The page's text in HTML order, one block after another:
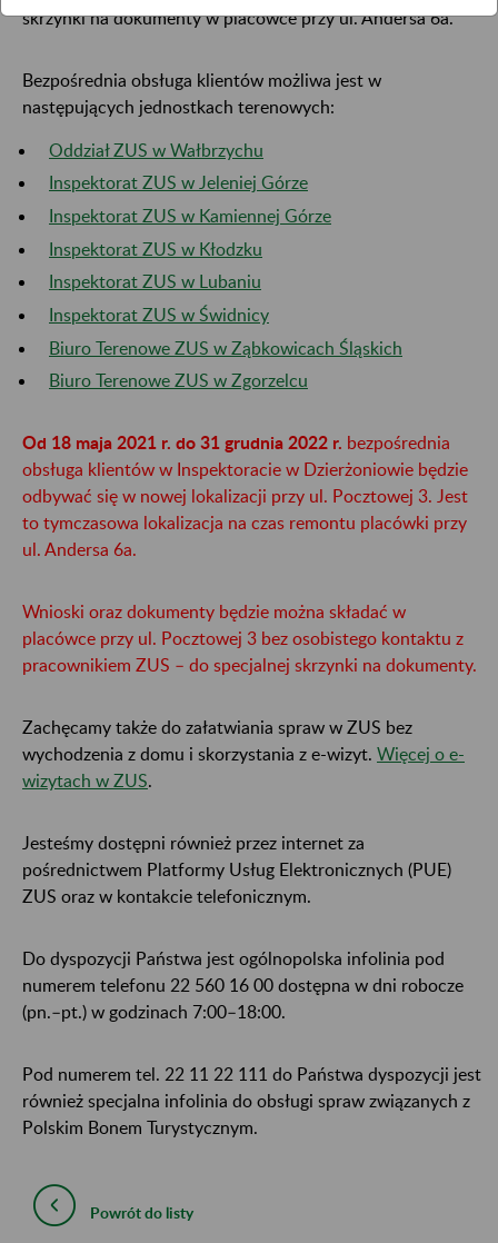
skrzynki na dokumenty w placówce przy ul. Andersa 6a.
Bezpośrednia obsługa klientów możliwa jest w
następujących jednostkach terenowych:
Oddział ZUS w Wałbrzychu
Inspektorat ZUS w Jeleniej Górze
Inspektorat ZUS w Kamiennej Górze
Inspektorat ZUS w Kłodzku
Inspektorat ZUS w Lubaniu
Inspektorat ZUS w Świdnicy
Biuro Terenowe ZUS w Ząbkowicach Śląskich
Biuro Terenowe ZUS w Zgorzelcu
Od 18 maja 2021 r. do 31 grudnia 2022 r. bezpośrednia
obsługa klientów w Inspektoracie w Dzierżoniowie będzie
odbywać się w nowej lokalizacji przy ul. Pocztowej 3. Jest
to tymczasowa lokalizacja na czas remontu placówki przy
ul. Andersa 6a.
Wnioski oraz dokumenty będzie można składać w
placówce przy ul. Pocztowej 3 bez osobistego kontaktu z
pracownikiem ZUS – do specjalnej skrzynki na dokumenty.
Zachęcamy także do załatwiania spraw w ZUS bez
wychodzenia z domu i skorzystania z e-wizyt. Więcej o e-
wizytach w ZUS.
Jesteśmy dostępni również przez internet za
pośrednictwem Platformy Usług Elektronicznych (PUE)
ZUS oraz w kontakcie telefonicznym.
Do dyspozycji Państwa jest ogólnopolska infolinia pod
numerem telefonu 22 560 16 00 dostępna w dni robocze
(pn.–pt.) w godzinach 7:00–18:00.
Pod numerem tel. 22 11 22 111 do Państwa dyspozycji jest
również specjalna infolinia do obsługi spraw związanych z
Polskim Bonem Turystycznym.
Powrót do listy